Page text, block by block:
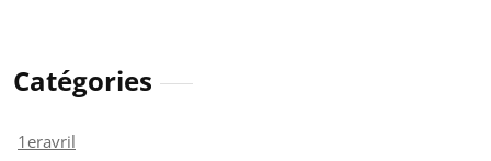
Catégories
1eravril